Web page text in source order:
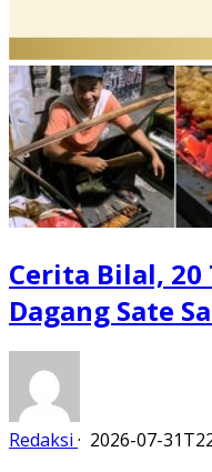
Cerita Bilal,
Dagang Sate
Redaksi · 2026-07-